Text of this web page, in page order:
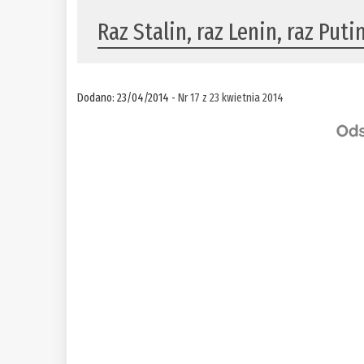
Raz Stalin, raz Lenin, raz
Dodano: 23/04/2014 -Nr 17 z 23 kwietnia 2014